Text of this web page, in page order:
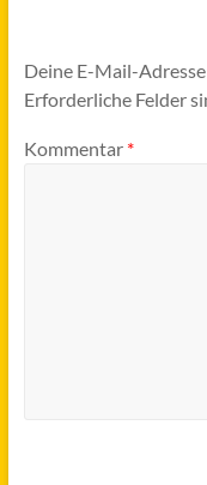
Deine E-Mail-
Erforderliche Felder
Kommentar *